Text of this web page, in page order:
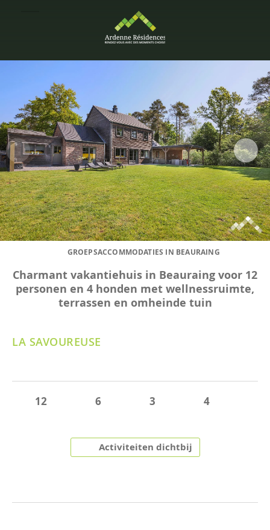
GROEPSACCOMMODATIES IN BEAURAING
Charmant vakantiehuis in Beauraing voor 12
personen en 4 honden met wellnessruimte,
terrassen en omheinde tuin
LA SAVOUREUSE
12 6 3 4
Activiteiten dichtbij